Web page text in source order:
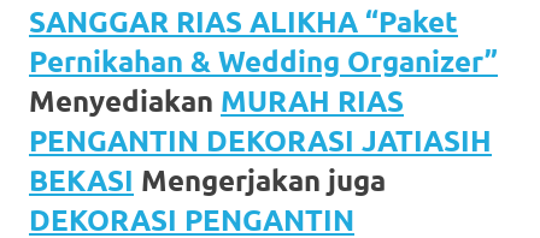
SANGGAR RIAS ALIKHA “Paket
Pernikahan & Wedding Organizer”
Menyediakan MURAH RIAS
PENGANTIN DEKORASI JATIASIH
BEKASI Mengerjakan juga
DEKORASI PENGANTIN